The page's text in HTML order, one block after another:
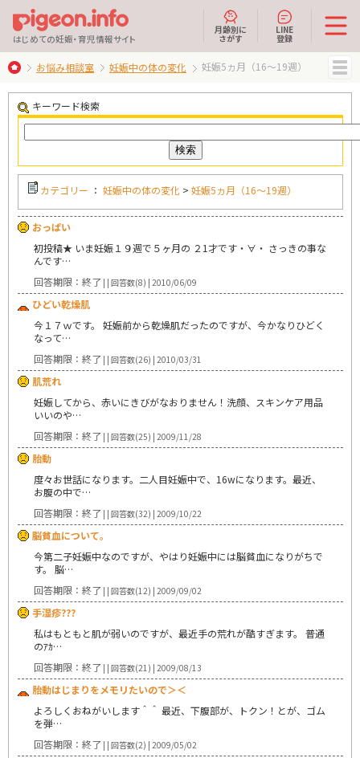
はじめての妊娠・育児情報サイト
月齢別に
さがす
LINE
登録
MENU
お悩み相談室 妊娠中の体の変化 妊娠5ヵ月（16～19週）
キーワード検索
カテゴリー ： 妊娠中の体の変化 > 妊娠5ヵ月（16～19週）
おっぱい
初投稿★ いま妊娠１９週で５ヶ月の ２1才です・∀・ さっきの事な
んです…
回答期限：終了 | | 回答数(8) | 2010/06/09
ひどい乾燥肌
今１７ｗです。 妊娠前から乾燥肌だったのですが、今かなりひどく
なって…
回答期限：終了 | | 回答数(26) | 2010/03/31
肌荒れ
妊娠してから、赤いにきびがなおりません！洗顔、スキンケア用品
いいのや…
回答期限：終了 | | 回答数(25) | 2009/11/28
胎動
度々お世話になります。二人目妊娠中で、16wになります。最近、
お腹の中で…
回答期限：終了 | | 回答数(32) | 2009/10/22
脳貧血について。
今第二子妊娠中なのですが、やはり妊娠中には脳貧血になりがちで
す。 脳…
回答期限：終了 | | 回答数(12) | 2009/09/02
手湿疹???
私はもともと肌が弱いのですが、最近手の荒れが酷すぎます。 普通
のｱｶ…
回答期限：終了 | | 回答数(21) | 2009/08/13
胎動はじまりをメモリたいので＞＜
よろしくおねがいします＾＾ 最近、下腹部が、トクン！とが、ゴム
を弾…
回答期限：終了 | | 回答数(2) | 2009/05/02